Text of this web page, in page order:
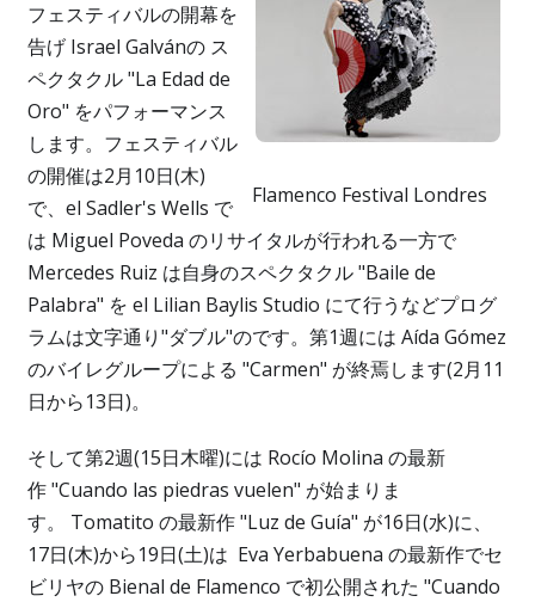
Flamenco Festival Londres
フェスティバルの開幕を
告げ Israel Galvánの ス
ペクタクル "La Edad de
Oro" をパフォーマンス
します。フェスティバル
の開催は2月10日(木)
で、el Sadler's Wells で
は Miguel Poveda のリサイタルが行われる一方で
Mercedes Ruiz は自身のスペクタクル "Baile de
Palabra" を el Lilian Baylis Studio にて行うなどプログ
ラムは文字通り"ダブル"のです。第1週には Aída Gómez
のバイレグループによる "Carmen" が終焉します(2月11
日から13日)。
そして第2週(15日木曜)には Rocío Molina の最新
作 "Cuando las piedras vuelen" が始まりま
す。 Tomatito の最新作 "Luz de Guía" が16日(水)に、
17日(木)から19日(土)は Eva Yerbabuena の最新作でセ
ビリヤの Bienal de Flamenco で初公開された "Cuando